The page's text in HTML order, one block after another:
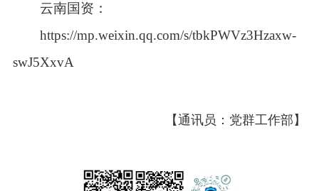
云南国资：
https://mp.weixin.qq.com/s/tbkPWVz3Hzaxw-
swJ5XxvA
【通讯员：党群工作部】